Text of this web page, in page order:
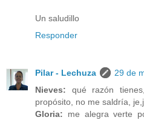
Un saludillo
Responder
Pilar - Lechuza
29 de
Nieves: qué razón
propósito, no me saldría,
Gloria: me alegra verte